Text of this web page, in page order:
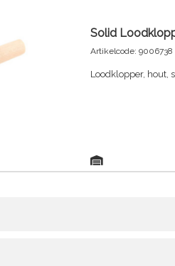
Solid
Artikelcode: 9006738